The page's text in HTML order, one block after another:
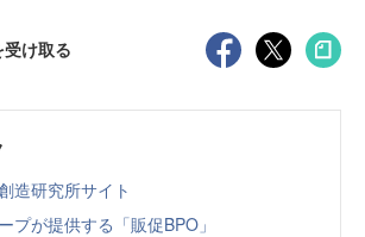
け取る
造研究所サイト
プが提供する「販促BPO」